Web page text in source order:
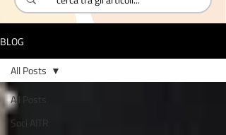
BLOG
All Posts
Soci AITR
All Posts